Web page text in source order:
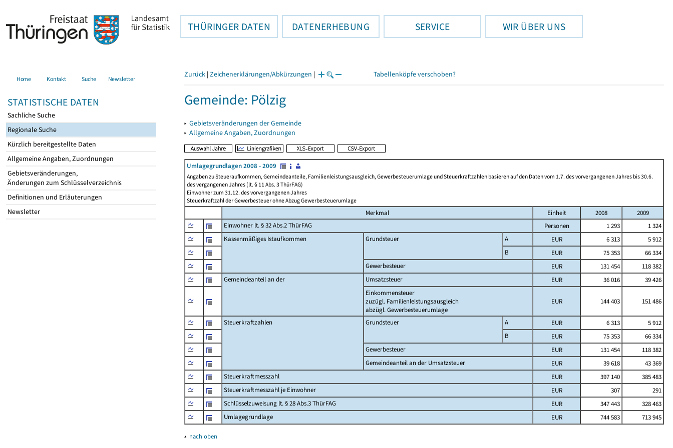
THÜRINGER DATEN DATENERHEBUNG SERVICE WIR ÜBER UNS
Home Kontakt Suche Newsletter
STATISTISCHE DATEN
Sachliche Suche
Regionale Suche
Kürzlich bereitgestellte Daten
Allgemeine Angaben, Zuordnungen
Gebietsveränderungen,
Änderungen zum Schlüsselverzeichnis
Definitionen und Erläuterungen
Newsletter
Zurück | Zeichenerklärungen/Abkürzungen | Tabellenköpfe verschoben?
Gemeinde: Pölzig
▸ Gebietsveränderungen der Gemeinde
▸ Allgemeine Angaben, Zuordnungen
Umlagegrundlagen 2008 - 2009
Angaben zu Steueraufkommen, Gemeindeanteile, Familienleistungsausgleich, Gewerbesteuerumlage und Steuerkraftzahlen basieren auf den Daten vom 1.7. des vorvergangenen Jahres bis 30.6.
des vergangenen Jahres (lt. § 11 Abs. 3 ThürFAG)
Einwohner zum 31.12. des vorvergangenen Jahres
Steuerkraftzahl der Gewerbesteuer ohne Abzug Gewerbesteuerumlage
Merkmal Einheit 2008
2009
Einwohner lt. § 32 Abs.2 ThürFAG
Personen 1 293
1 324
Kassenmäßiges Istaufkommen
Grundsteuer A EUR 6 313
5 912
B
EUR 75 353
66 334
Gewerbesteuer
EUR 131 454
118 382
Gemeindeanteil an der
Umsatzsteuer EUR 36 016
39 426
Einkommensteuer
zuzügl. Familienleistungsausgleich
abzügl. Gewerbesteuerumlage
EUR 144 403 151 486
Steuerkraftzahlen Grundsteuer A EUR 6 313
5 912
B
EUR 75 353
66 334
Gewerbesteuer
EUR 131 454
118 382
Gemeindeanteil an der Umsatzsteuer
EUR 39 618
43 369
Steuerkraftmesszahl
EUR 397 140
385 483
Steuerkraftmesszahl je Einwohner
EUR 307
291
Schlüsselzuweisung lt. § 28 Abs.3 ThürFAG
EUR 347 443
328 463
Umlagegrundlage
EUR 744 583 713 945
▴ nach oben